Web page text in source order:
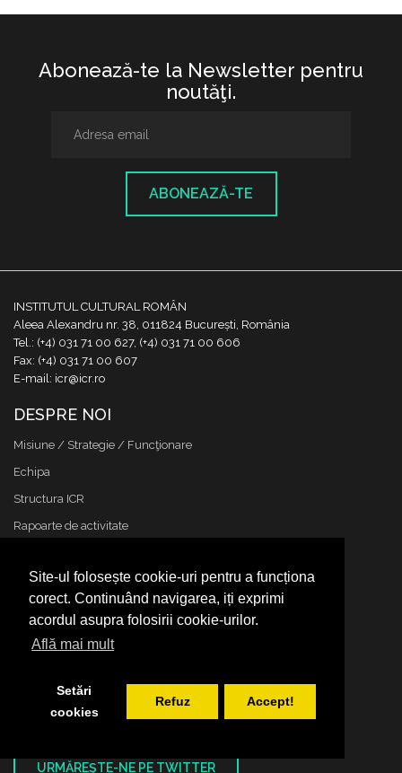
Site-ul folosește cookie-uri pentru a funcționa
corect. Continuând navigarea, iți exprimi
acordul asupra folosirii cookie-urilor.
Află mai mult
Setări
cookies
Refuz Accept!
Abonează-te la Newsletter pentru
noutăţi.
ABONEAZĂ-TE
INSTITUTUL CULTURAL ROMÂN
Aleea Alexandru nr. 38, 011824 București, România
Tel.: (+4) 031 71 00 627, (+4) 031 71 00 606
Fax: (+4) 031 71 00 607
E-mail: icr@icr.ro
DESPRE NOI
Misiune / Strategie / Funcţionare
Echipa
Structura ICR
Rapoarte de activitate
Declaraţii de avere
Achizitii
Cookies & protectia datelor
URMĂREŞTE-NE PE TWITTER